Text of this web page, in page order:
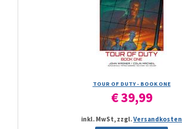
TOUR OF DUTY - BOOK ONE
€ 39,99
inkl. MwSt, zzgl.Versandkosten